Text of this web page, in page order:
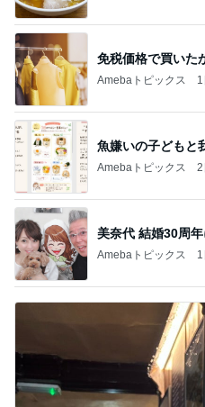
免税価格で買いた
Amebaトピックス
魚嫌いの子どもと
Amebaトピックス 2
美奈代 結婚30周
Amebaトピックス